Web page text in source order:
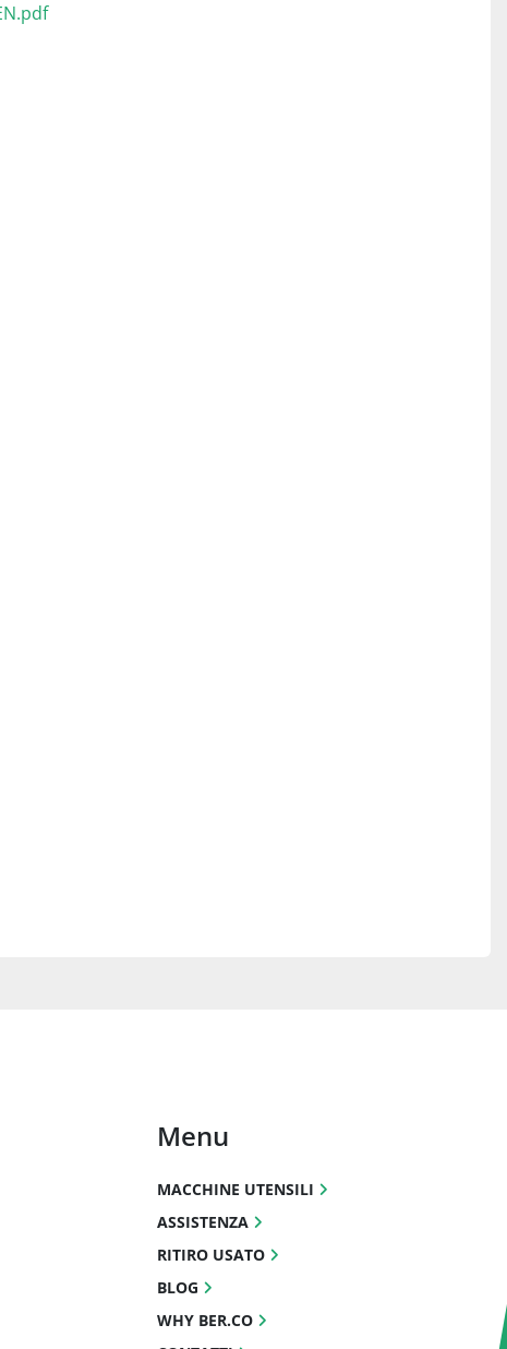
Menu
MACCHINE UTENSILI
ASSISTENZA
RITIRO USATO
BLOG
WHY BER.CO